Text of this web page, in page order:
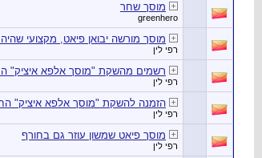
מוסך שחר
greenhero
מוסך מורשה יבואן פיאט, מקצועי
רפי לין
רשמים מהשקת "מוסך אלפא איציק"
רפי לין
הזמנה להשקת "מוסך אלפא איציק"
רפי לין
מוסך פיאט שמשון עוזר גם בחורף
רפי לין